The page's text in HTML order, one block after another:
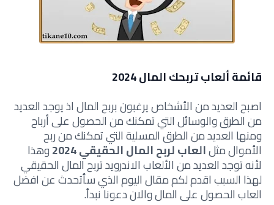
قائمة ألعاب تربحك المال 2024
اصبح العديد من الأشخاص يرغبون بربح المال اذ يوجد العديد
من الطرق والوسائل التي تمكنك من الحصول على أرباح
ومنها العديد من الطرق المسلية التي تمكنك من ربح
الأموال مثلالعاب لربح المال الحقيقي 2024 وهذا
لأنه توجد العديد من الألعاب الاندرويد تربح المال الحقيقي
لهذا السبب اقدم لكم مقال اليوم الذي سأتحدث عن افضل
العاب الحصول على المال والان دعونا نبدأ.